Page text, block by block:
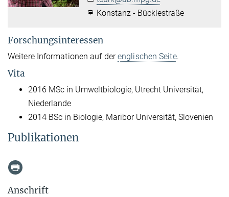
Konstanz - Bücklestraße
Forschungsinteressen
Weitere Informationen auf derenglischen Seite.
Vita
2016 MSc in Umweltbiologie, Utrecht Universität,
Niederlande
2014 BSc in Biologie, Maribor Universität, Slovenien
Publikationen
Anschrift